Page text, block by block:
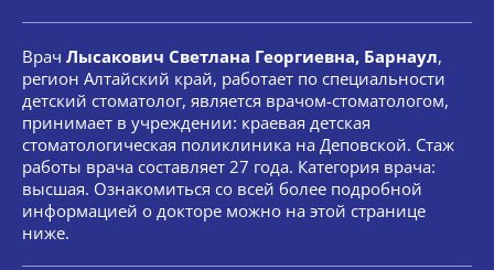
Врач Лысакович Светлана Георгиевна, Барнаул,
регион Алтайский край, работает по специальности
детский стоматолог, является врачом-стоматологом,
принимает в учреждении: краевая детская
стоматологическая поликлиника на Деповской. Стаж
работы врача составляет 27 года. Категория врача:
высшая. Ознакомиться со всей более подробной
информацией о докторе можно на этой странице
ниже.